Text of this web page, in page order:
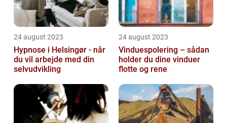
24 august 2023
Hypnose i Helsingør - når
du vil arbejde med din
selvudvikling
24 august 2023
Vinduespolering – sådan
holder du dine vinduer
flotte og rene